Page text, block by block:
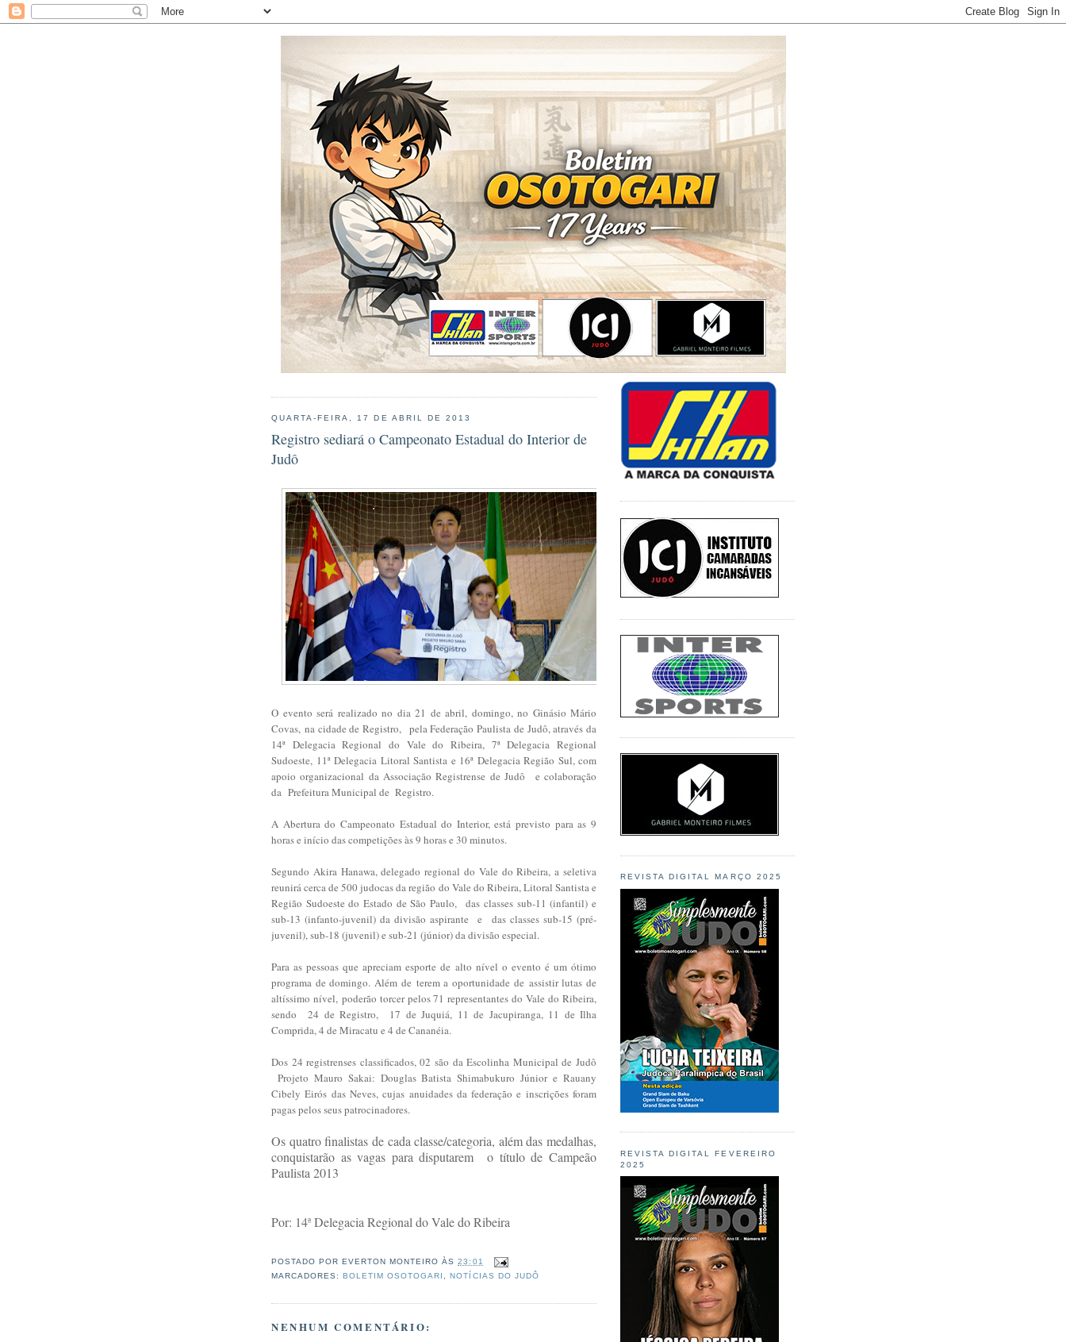
QUARTA-FEIRA, 17 DE ABRIL DE 2013
Registro sediará o Campeonato Estadual do Interior de
Judô
O evento será realizado no dia 21 de abril, domingo, no Ginásio Mário
Covas, na cidade de Registro, pela Federação Paulista de Judô, através da
14ª Delegacia Regional do Vale do Ribeira, 7ª Delegacia Regional
Sudoeste, 11ª Delegacia Litoral Santista e 16ª Delegacia Região Sul, com
apoio organizacional da Associação Registrense de Judô e colaboração
da Prefeitura Municipal de Registro.
A Abertura do Campeonato Estadual do Interior, está previsto para as 9
horas e início das competições às 9 horas e 30 minutos.
Segundo Akira Hanawa, delegado regional do Vale do Ribeira, a seletiva
reunirá cerca de 500 judocas da região do Vale do Ribeira, Litoral Santista e
Região Sudoeste do Estado de São Paulo, das classes sub-11 (infantil) e
sub-13 (infanto-juvenil) da divisão aspirante e das classes sub-15 (pré-
juvenil), sub-18 (juvenil) e sub-21 (júnior) da divisão especial.
Para as pessoas que apreciam esporte de alto nível o evento é um ótimo
programa de domingo. Além de terem a oportunidade de assistir lutas de
altíssimo nível, poderão torcer pelos 71 representantes do Vale do Ribeira,
sendo 24 de Registro, 17 de Juquiá, 11 de Jacupiranga, 11 de Ilha
Comprida, 4 de Miracatu e 4 de Cananéia.
Dos 24 registrenses classificados, 02 são da Escolinha Municipal de Judô
Projeto Mauro Sakai: Douglas Batista Shimabukuro Júnior e Rauany
Cibely Eirós das Neves, cujas anuidades da federação e inscrições foram
pagas pelos seus patrocinadores.
Os quatro finalistas de cada classe/categoria, além das medalhas,
conquistarão as vagas para disputarem o título de Campeão
Paulista 2013
Por: 14ª Delegacia Regional do Vale do Ribeira
POSTADO POR EVERTON MONTEIRO ÀS23:01
MARCADORES:BOLETIM OSOTOGARI ,NOTÍCIAS DO JUDÔ
NENHUM COMENTÁRIO:
REVISTA DIGITAL MARÇO 2025
REVISTA DIGITAL FEVEREIRO
2025